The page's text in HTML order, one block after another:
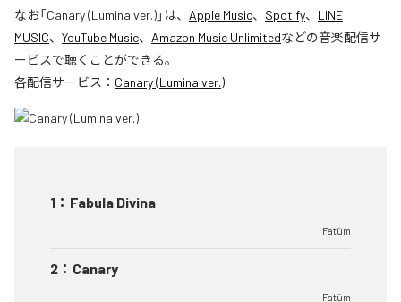
なお「Canary (Lumina ver.)」は、 Apple Music、 Spotify、 LINE
MUSIC、 YouTube Music、 Amazon Music Unlimitedなどの音楽配信サ
ービスで聴くことができる。
各配信サービス： Canary (Lumina ver.)
1 ： Fabula Divina
Fatüm
2 ： Canary
Fatüm